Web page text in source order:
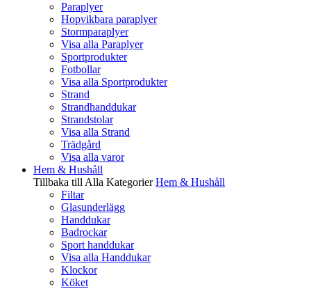
Paraplyer
Hopvikbara paraplyer
Stormparaplyer
Visa alla Paraplyer
Sportprodukter
Fotbollar
Visa alla Sportprodukter
Strand
Strandhanddukar
Strandstolar
Visa alla Strand
Trädgård
Visa alla varor
Hem & Hushåll
Tillbaka till Alla Kategorier Hem & Hushåll
Filtar
Glasunderlägg
Handdukar
Badrockar
Sport handdukar
Visa alla Handdukar
Klockor
Köket